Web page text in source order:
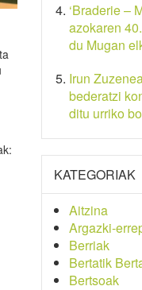
‘Braderie –
azokaren
du Mugan
Irun
bederatzi
ditu urriko
KATEGORIAK
Aitzina
Argazki-
Berriak
Bertatik
Bertsoak